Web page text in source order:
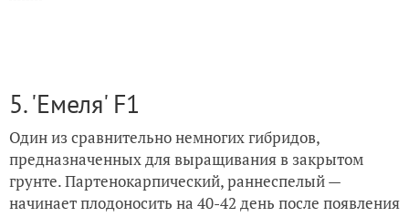
5. 'Емеля' F1
Один из сравнительно немногих гибридов,
предназначенных для выращивания в закрытом
грунте. Партенокарпический, раннеспелый —
начинает плодоносить на 40-42 день после появления